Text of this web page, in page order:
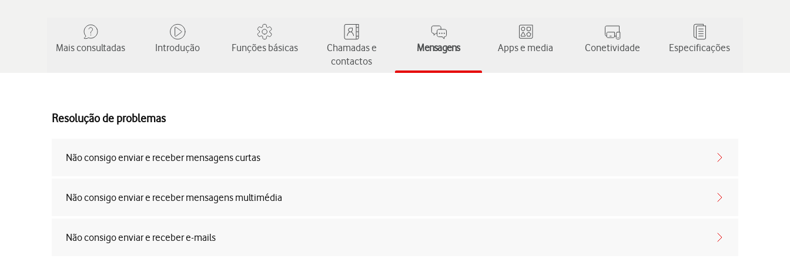
Mais consultadas Introdução Funções básicas
Chamadas e
contactos
Mensagens Apps e media Conetividade Especificações
Resolução de problemas
Não consigo enviar e receber mensagens curtas
Não consigo enviar e receber mensagens multimédia
Não consigo enviar e receber e-mails